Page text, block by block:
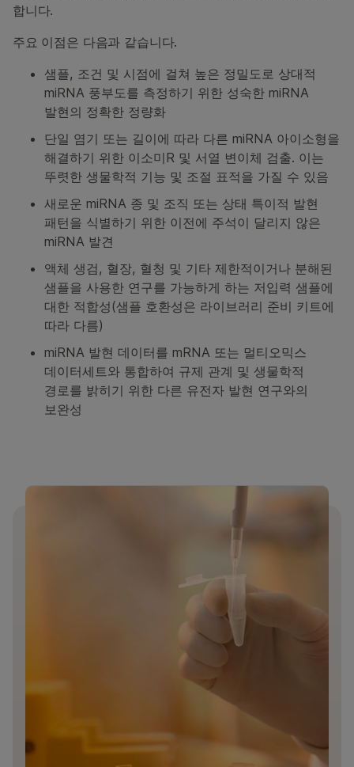
합니다.
주요 이점은 다음과 같습니다.
샘플, 조건 및 시점에 걸쳐 높은 정밀도로 상대적
miRNA 풍부도를 측정하기 위한 성숙한 miRNA
발현의 정확한 정량화
단일 염기 또는 길이에 따라 다른 miRNA 아이소형을
해결하기 위한 이소미R 및 서열 변이체 검출. 이는
뚜렷한 생물학적 기능 및 조절 표적을 가질 수 있음
새로운 miRNA 종 및 조직 또는 상태 특이적 발현
패턴을 식별하기 위한 이전에 주석이 달리지 않은
miRNA 발견
액체 생검, 혈장, 혈청 및 기타 제한적이거나 분해된
샘플을 사용한 연구를 가능하게 하는 저입력 샘플에
대한 적합성(샘플 호환성은 라이브러리 준비 키트에
따라 다름)
miRNA 발현 데이터를 mRNA 또는 멀티오믹스
데이터세트와 통합하여 규제 관계 및 생물학적
경로를 밝히기 위한 다른 유전자 발현 연구와의
보완성